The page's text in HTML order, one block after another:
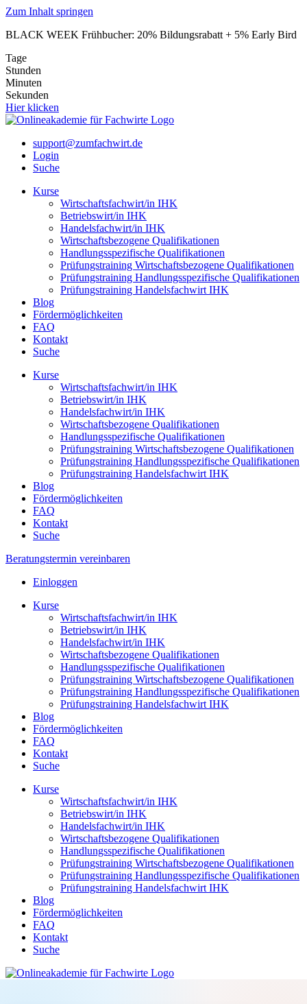
Zum Inhalt springen
BLACK WEEK Frühbucher: 20% Bildungsrabatt + 5% Early Bird
Tage
Stunden
Minuten
Sekunden
Hier klicken
support@zumfachwirt.de
Login
Suche
Kurse
Wirtschaftsfachwirt/in IHK
Betriebswirt/in IHK
Handelsfachwirt/in IHK
Wirtschaftsbezogene Qualifikationen
Handlungsspezifische Qualifikationen
Prüfungstraining Wirtschaftsbezogene Qualifikationen
Prüfungstraining Handlungsspezifische Qualifikationen
Prüfungstraining Handelsfachwirt IHK
Blog
Fördermöglichkeiten
FAQ
Kontakt
Suche
Kurse
Wirtschaftsfachwirt/in IHK
Betriebswirt/in IHK
Handelsfachwirt/in IHK
Wirtschaftsbezogene Qualifikationen
Handlungsspezifische Qualifikationen
Prüfungstraining Wirtschaftsbezogene Qualifikationen
Prüfungstraining Handlungsspezifische Qualifikationen
Prüfungstraining Handelsfachwirt IHK
Blog
Fördermöglichkeiten
FAQ
Kontakt
Suche
Beratungstermin vereinbaren
Einloggen
Kurse
Wirtschaftsfachwirt/in IHK
Betriebswirt/in IHK
Handelsfachwirt/in IHK
Wirtschaftsbezogene Qualifikationen
Handlungsspezifische Qualifikationen
Prüfungstraining Wirtschaftsbezogene Qualifikationen
Prüfungstraining Handlungsspezifische Qualifikationen
Prüfungstraining Handelsfachwirt IHK
Blog
Fördermöglichkeiten
FAQ
Kontakt
Suche
Kurse
Wirtschaftsfachwirt/in IHK
Betriebswirt/in IHK
Handelsfachwirt/in IHK
Wirtschaftsbezogene Qualifikationen
Handlungsspezifische Qualifikationen
Prüfungstraining Wirtschaftsbezogene Qualifikationen
Prüfungstraining Handlungsspezifische Qualifikationen
Prüfungstraining Handelsfachwirt IHK
Blog
Fördermöglichkeiten
FAQ
Kontakt
Suche